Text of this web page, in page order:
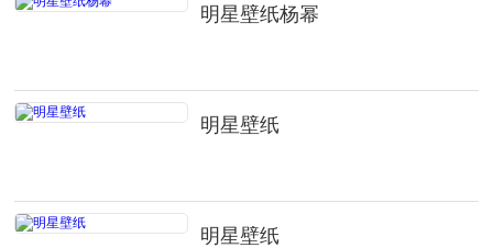
明星壁纸杨幂
明星壁纸
明星壁纸